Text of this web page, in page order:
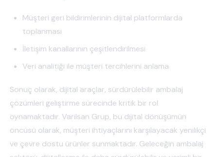
Müşteri geri bildirimlerinin dijital platformlarda
toplanması
İletişim kanallarının çeşitlendirilmesi
Veri analitiği ile müşteri tercihlerini anlama
Sonuç olarak, dijital araçlar, sürdürülebilir ambalaj
çözümleri geliştirme sürecinde kritik bir rol
oynamaktadır. Varilsan Grup, bu dijital dönüşümün
öncüsü olarak, müşteri ihtiyaçlarını karşılayacak yenilikçi
ve çevre dostu ürünler sunmaktadır. Geleceğin ambalaj